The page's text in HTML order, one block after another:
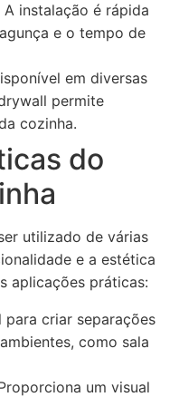
A instalação é rápida
e o tempo de
em diversas
permite
cozinha.
do
utilizado de várias
e a estética
aplicações práticas:
para criar separações
como sala
um visual